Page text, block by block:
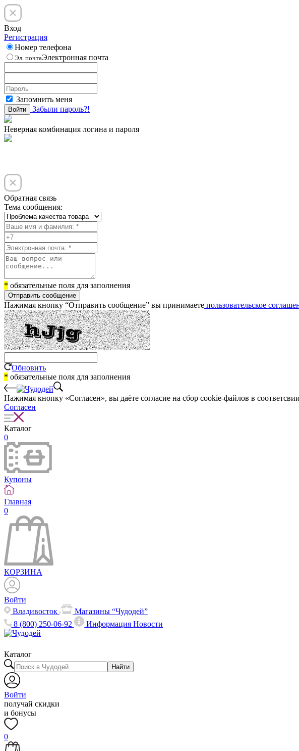
Вход
Регистрация
Номер телефона
Эл. почтаЭлектронная почта
Запомнить меня
Войти Забыли пароль?!
Неверная комбинация логина и пароля
Обратная связь
Тема сообщения:
* обязательные поля для заполнения
Отправить сообщение
Нажимая кнопку “Отправить сообщение” вы принимаете пользовательское
Обновить
* обязательные поля для заполнения
Нажимая кнопку «Согласен», вы даёте cогласие на сбор cookie-файлов в
Согласен
Каталог
0
Купоны
Главная
0
КОРЗИНА
Войти
Владивосток
Магазины “Чудодей”
8 (800) 250-06-92
ИнформацияНовости
Каталог
Найти
Войти
получай скидки
и бонусы
0